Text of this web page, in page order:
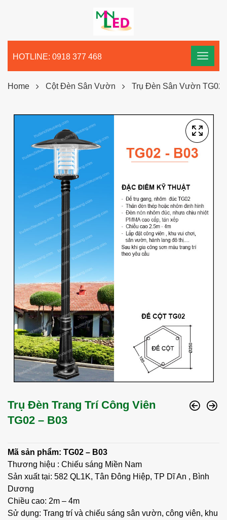
HOTLINE: 0918 377 468
Home Cột Đèn Sân Vườn Trụ Đèn Sân Vườn TG02
Trụ Đèn Trang Trí Công Viên
TG02 – B03
Mã sản phẩm: TG02 – B03
Thương hiệu : Chiếu sáng Miền Nam
Sản xuất tại: 582 QL1K, Tân Đông Hiệp, TP Dĩ An , Bình
Dương
Chiều cao: 2m – 4m
Sử dụng: Trang trí và chiếu sáng sân vườn, công viên, khu